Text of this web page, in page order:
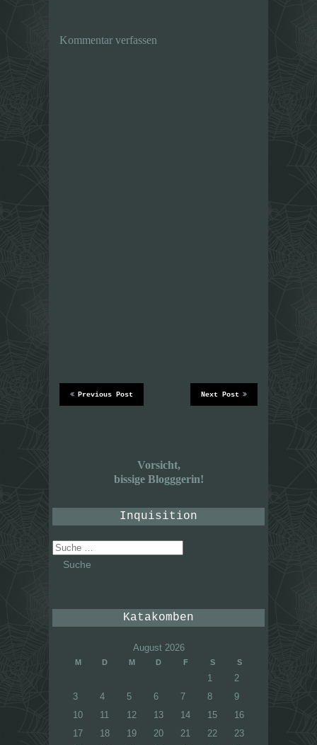
Kommentar verfassen
Next Post
Previous Post
Vorsicht,
bissige Blogggerin!
Inquisition
Suche
nach:
Katakomben
August 2026
M D M D F S S
1
2
3
4 5 6 7 8
9
10
11 12 13 14 15
16
17
18 19 20 21 22
23